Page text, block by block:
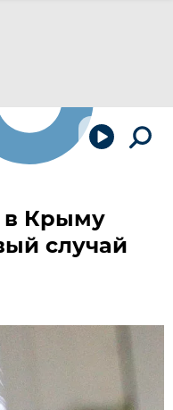
в Крыму
случай